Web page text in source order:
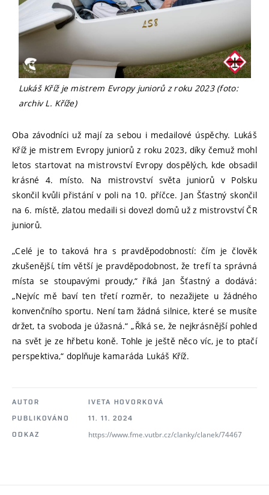
Lukáš Kříž je mistrem Evropy juniorů z roku 2023 (foto:
archiv L. Kříže)
Oba závodníci už mají za sebou i medailové úspěchy. Lukáš
Kříž je mistrem Evropy juniorů z roku 2023, díky čemuž mohl
letos startovat na mistrovství Evropy dospělých, kde obsadil
krásné 4. místo. Na mistrovství světa juniorů v Polsku
skončil kvůli přistání v poli na 10. příčce. Jan Šťastný skončil
na 6. místě, zlatou medaili si dovezl domů už z mistrovství ČR
juniorů.
„Celé je to taková hra s pravděpodobností: čím je člověk
zkušenější, tím větší je pravděpodobnost, že trefí ta správná
místa se stoupavými proudy,“ říká Jan Šťastný a dodává:
„Nejvíc mě baví ten třetí rozměr, to nezažijete u žádného
konvenčního sportu. Není tam žádná silnice, které se musíte
držet, ta svoboda je úžasná.“ „Říká se, že nejkrásnější pohled
na svět je ze hřbetu koně. Tohle je ještě něco víc, je to ptačí
perspektiva,“ doplňuje kamaráda Lukáš Kříž.
AUTOR
IVETA HOVORKOVÁ
PUBLIKOVÁNO
11. 11. 2024
ODKAZ
https://www.fme.vutbr.cz/clanky/clanek/74467